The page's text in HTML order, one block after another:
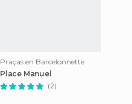
Praças en Barcelonnette
Place Manuel
(2)